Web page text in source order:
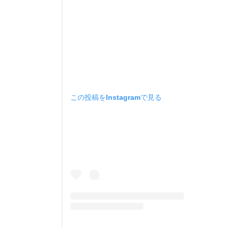
この投稿をInstagramで見る